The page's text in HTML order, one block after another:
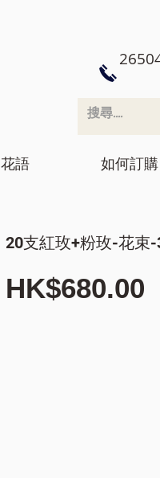
花語 如何訂購
20支紅玫+粉玫-花束-
HK$680.00價